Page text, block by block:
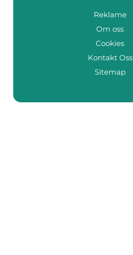
Reklame
Om oss
Cookies
Kontakt Oss
Sitemap